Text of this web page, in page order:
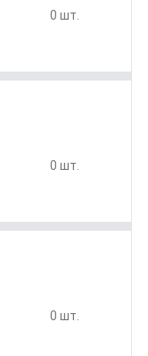
0 шт.
0 шт.
0 шт.